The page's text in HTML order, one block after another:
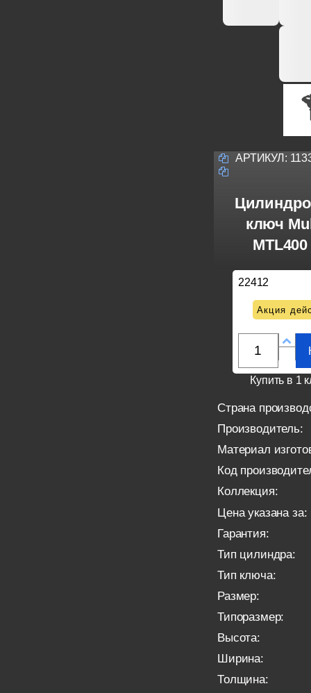
АРТИКУЛ:
ключ
22412
Акция
Купить в 1
Страна
Производитель:
Материал
Код
Коллекция:
Цена указана за:
Гарантия:
Тип цилиндра:
Тип ключа:
Размер:
Типоразмер:
Высота:
Ширина:
Толщина: